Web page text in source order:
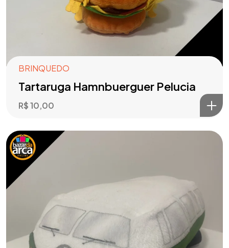
BRINQUEDO
Tartaruga Hamnbuerguer Pelucia
R$10,00